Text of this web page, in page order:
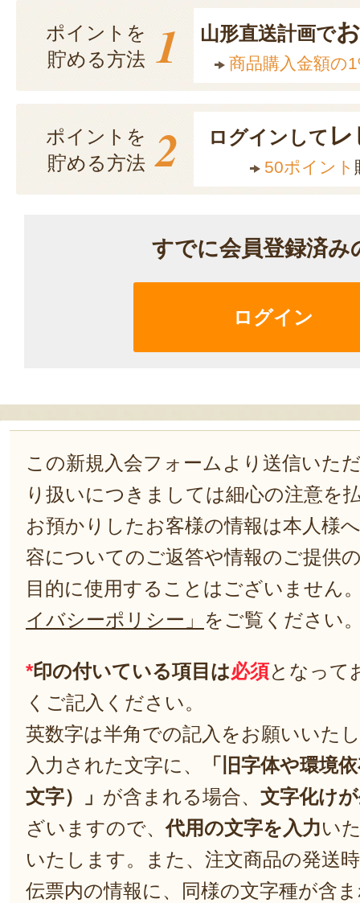
ポイントを
貯める方法 1 山形直送計画で
商品購入金額の
ポイントを
貯める方法 2 ログインして
50ポイント
すでに会員登録済み
ログイン
この新規入会フォームより送信いた
り扱いにつきましては細心の注意を
お預かりしたお客様の情報は本人様
容についてのご返答や情報のご提供
目的に使用することはございません
イバシーポリシー」 をご覧ください
*印の付いている項目は必須となって
くご記入ください。
英数字は半角での記入をお願いいた
入力された文字に、
「旧字体や環境
文字）」 が含まれる場合、 文字化け
ざいますので、代用の文字を入力い
いたします。また、注文商品の発送
伝票内の情報に、同様の文字種が含